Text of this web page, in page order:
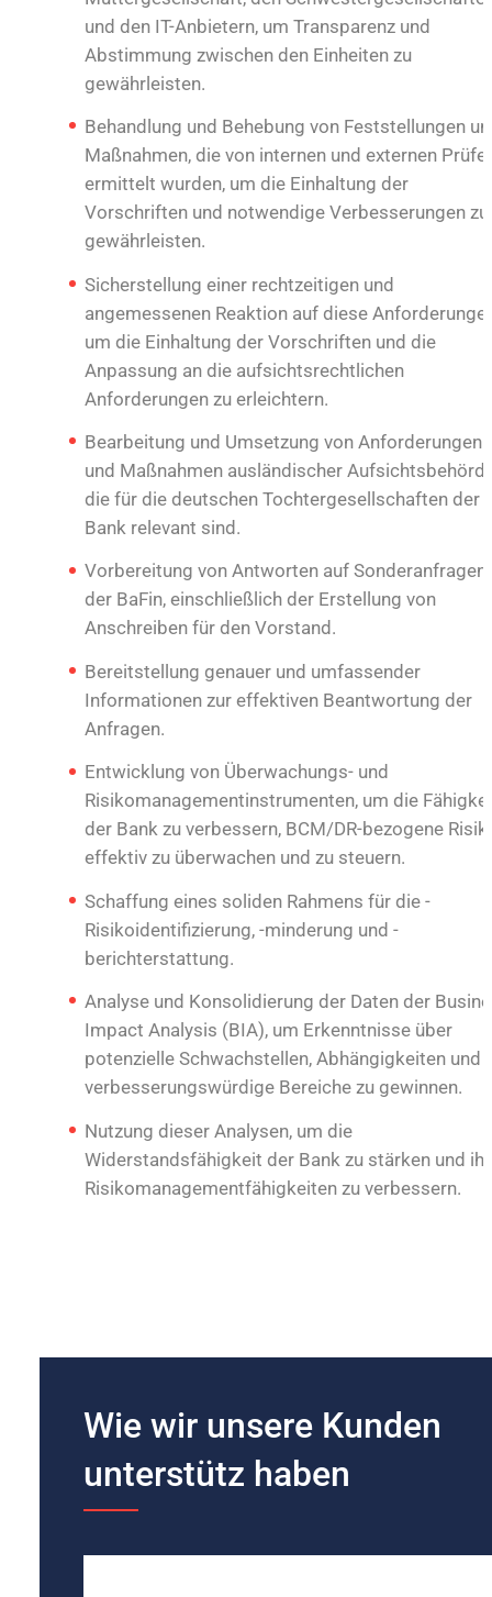
und den IT-Anbietern, um Transparenz und
Abstimmung zwischen den Einheiten zu
gewährleisten.
Behandlung und Behebung von Feststellungen
Maßnahmen, die von internen und externen
ermittelt wurden, um die Einhaltung der
Vorschriften und notwendige Verbesserungen zu
gewährleisten.
Sicherstellung einer rechtzeitigen und
angemessenen Reaktion auf diese
um die Einhaltung der Vorschriften und die
Anpassung an die aufsichtsrechtlichen
Anforderungen zu erleichtern.
Bearbeitung und Umsetzung von Anforderungen
und Maßnahmen ausländischer
die für die deutschen Tochtergesellschaften der
Bank relevant sind.
Vorbereitung von Antworten auf Sonderanfragen
der BaFin, einschließlich der Erstellung von
Anschreiben für den Vorstand.
Bereitstellung genauer und umfassender
Informationen zur effektiven Beantwortung der
Anfragen.
Entwicklung von Überwachungs- und
Risikomanagementinstrumenten, um die
der Bank zu verbessern, BCM/DR-bezogene
effektiv zu überwachen und zu steuern.
Schaffung eines soliden Rahmens für die -
Risikoidentifizierung, -minderung und -
berichterstattung.
Analyse und Konsolidierung der Daten der
Impact Analysis (BIA), um Erkenntnisse über
potenzielle Schwachstellen, Abhängigkeiten und
verbesserungswürdige Bereiche zu gewinnen.
Nutzung dieser Analysen, um die
Widerstandsfähigkeit der Bank zu stärken und
Risikomanagementfähigkeiten zu verbessern.
Wie wir unsere Kunden
unterstütz haben